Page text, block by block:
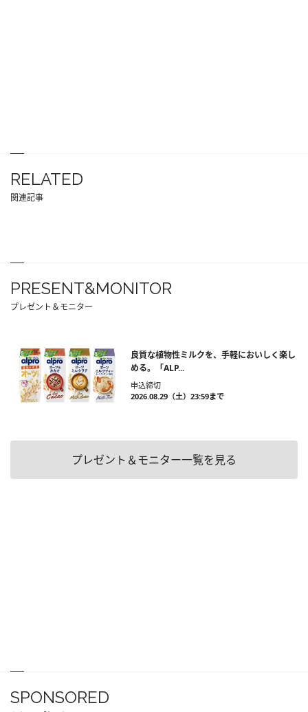
RELATED
関連記事
PRESENT&MONITOR
プレゼント＆モニター
良質な植物性ミルクを、手軽においしく楽し
める。「ALP...
申込締切
2026.08.29（土）23:59まで
プレゼント＆モニター一覧を見る
SPONSORED